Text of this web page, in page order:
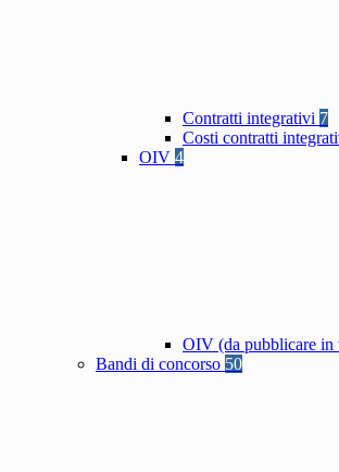
Contratti integrativi 7
Costi contratti
OIV 4
OIV (da pubblicare in
Bandi di concorso 50